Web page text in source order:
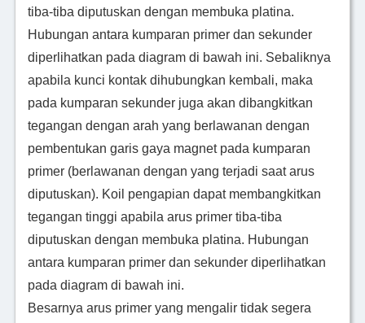
tiba-tiba diputuskan dengan membuka platina.
Hubungan antara kumparan primer dan sekunder
diperlihatkan pada diagram di bawah ini. Sebaliknya
apabila kunci kontak dihubungkan kembali, maka
pada kumparan sekunder juga akan dibangkitkan
tegangan dengan arah yang berlawanan dengan
pembentukan garis gaya magnet pada kumparan
primer (berlawanan dengan yang terjadi saat arus
diputuskan). Koil pengapian dapat membangkitkan
tegangan tinggi apabila arus primer tiba-tiba
diputuskan dengan membuka platina. Hubungan
antara kumparan primer dan sekunder diperlihatkan
pada diagram di bawah ini.
Besarnya arus primer yang mengalir tidak segera